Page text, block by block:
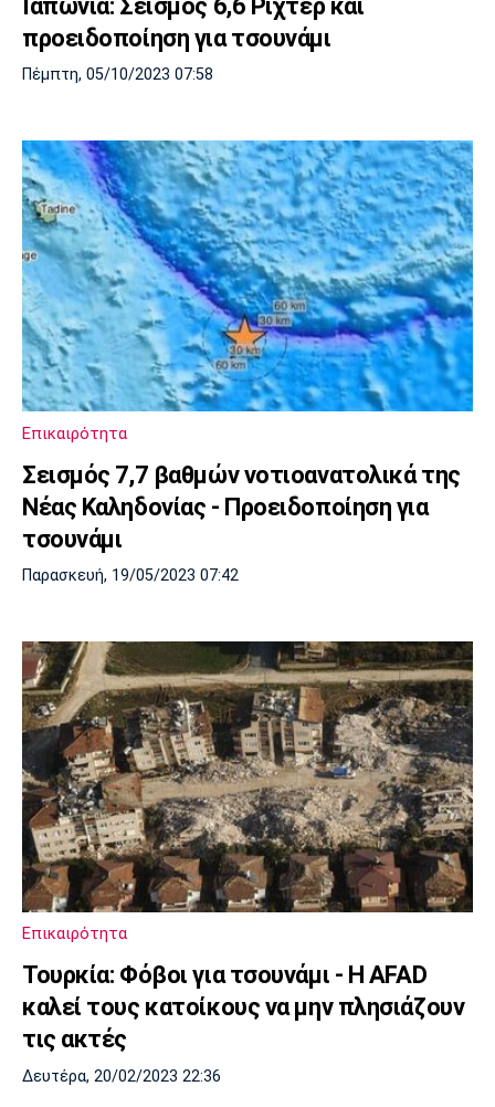
Ιαπωνία: Σεισμός 6,6 Ρίχτερ και
προειδοποίηση για τσουνάμι
Πέμπτη, 05/10/2023 07:58
Επικαιρότητα
Σεισμός 7,7 βαθμών νοτιοανατολικά της
Νέας Καληδονίας - Προειδοποίηση για
τσουνάμι
Παρασκευή, 19/05/2023 07:42
Επικαιρότητα
Τουρκία: Φόβοι για τσουνάμι - Η AFAD
καλεί τους κατοίκους να μην πλησιάζουν
τις ακτές
Δευτέρα, 20/02/2023 22:36